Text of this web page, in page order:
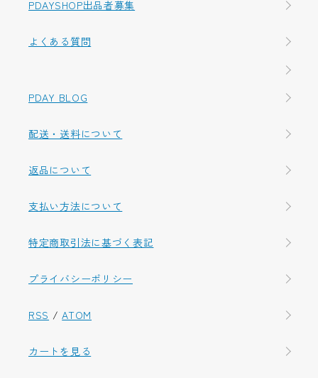
PDAYSHOP出品者募集
よくある質問
PDAY BLOG
配送・送料について
返品について
支払い方法について
特定商取引法に基づく表記
プライバシーポリシー
RSS /ATOM
カートを見る